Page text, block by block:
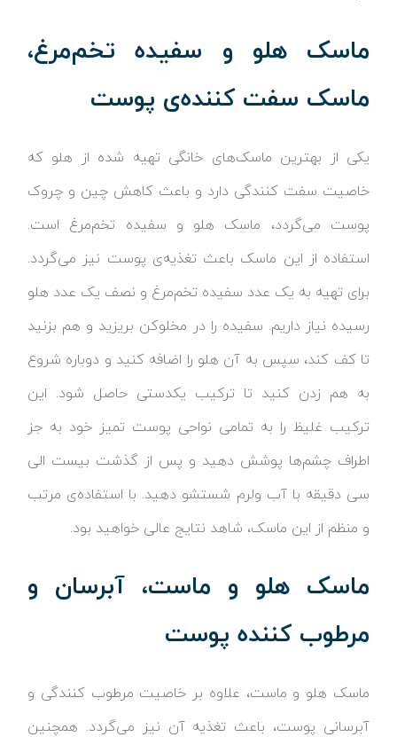
ماسک هلو و سفیده تخم‌مرغ،
ماسک سفت کننده‌ی پوست
یکی از بهترین ماسک‌های خانگی تهیه شده از هلو که
خاصیت سفت کنندگی دارد و باعث کاهش چین و چروک
پوست می‌گردد، ماسک هلو و سفیده تخم‌مرغ است.
استفاده از این ماسک باعث تغذیه‌ی پوست نیز می‌گردد.
برای تهیه به یک عدد سفیده تخم‌مرغ و نصف یک عدد هلو
رسیده نیاز داریم. سفیده را در مخلو‌کن بریزید و هم بزنید
تا کف کند، سپس به آن هلو را اضافه کنید و دوباره شروع
به هم زدن کنید تا ترکیب یکدستی حاصل شود. این
ترکیب غلیظ را به تمامی نواحی پوست تمیز خود به جز
اطراف چشم‌ها پوشش دهید و پس از گذشت بیست الی
سی دقیقه با آب ولرم شستشو دهید. با استفاده‌ی مرتب
و منظم از این ماسک، شاهد نتایج عالی خواهید بود.
ماسک هلو و ماست، آبرسان و
مرطوب کننده پوست
ماسک هلو و ماست، علاوه بر خاصیت مرطوب کنندگی و
آبرسانی پوست، باعث تغذیه آن نیز می‌گردد. همچنین